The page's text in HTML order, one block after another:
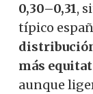
0,30–0,31,
típico
más
aunque